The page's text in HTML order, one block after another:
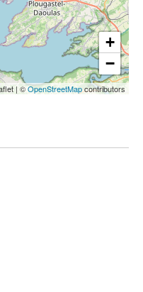
+
−
| ©OpenStreetMapcontributors